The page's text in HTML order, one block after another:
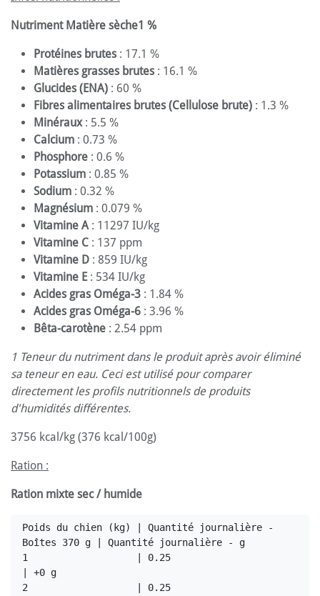
Nutriment Matière sèche1 %
Protéines brutes : 17.1 %
Matières grasses brutes : 16.1 %
Glucides (ENA) : 60 %
Fibres alimentaires brutes (Cellulose brute) : 1.3 %
Minéraux: 5.5 %
Calcium : 0.73 %
Phosphore : 0.6 %
Potassium : 0.85 %
Sodium : 0.32 %
Magnésium : 0.079 %
Vitamine A: 11297 IU/kg
Vitamine C : 137 ppm
Vitamine D : 859 IU/kg
Vitamine E: 534 IU/kg
Acides gras Oméga-3 : 1.84 %
Acides gras Oméga-6 : 3.96 %
Bêta-carotène : 2.54 ppm
1 Teneur du nutriment dans le produit après avoir éliminé
sa teneur en eau. Ceci est utilisé pour comparer
directement les profils nutritionnels de produits
d'humidités différentes.
3756 kcal/kg (376 kcal/100g)
Ration :
Ration mixte sec / humide
Poids du chien (kg) | Quantité journalière -
Boîtes 370 g | Quantité journalière - g
1                   | 0.25
| +0 g
2                   | 0.25